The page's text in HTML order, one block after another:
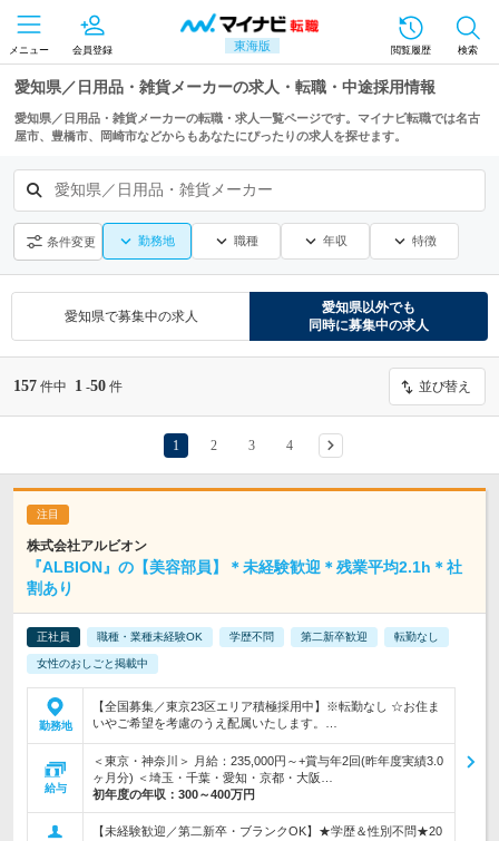
東海版
メニュー 会員登録 閲覧履歴 検索
愛知県／日用品・雑貨メーカーの求人・転職・中途採用情報
愛知県／日用品・雑貨メーカーの転職・求人一覧ページです。マイナビ転職では名古
屋市、豊橋市、岡崎市などからもあなたにぴったりの求人を探せます。
愛知県／日用品・雑貨メーカー
条件変更 勤務地 職種 年収 特徴
愛知県で募集中の求人
愛知県以外でも
同時に募集中の求人
157 件中 1 -50 件 並び替え
1 2 3 4
株式会社アルビオン
『ALBION』の【美容部員】＊未経験歓迎＊残業平均2.1h＊社
割あり
正社員 職種・業種未経験OK 学歴不問 第二新卒歓迎 転勤なし
女性のおしごと掲載中
勤務地
【全国募集／東京23区エリア積極採用中】※転勤なし ☆お住ま
いやご希望を考慮のうえ配属いたします。…
給与
＜東京・神奈川＞ 月給：235,000円～+賞与年2回(昨年度実績3.0
ヶ月分) ＜埼玉・千葉・愛知・京都・大阪…
初年度の年収： 300～400万円
【未経験歓迎／第二新卒・ブランクOK】★学歴＆性別不問★20